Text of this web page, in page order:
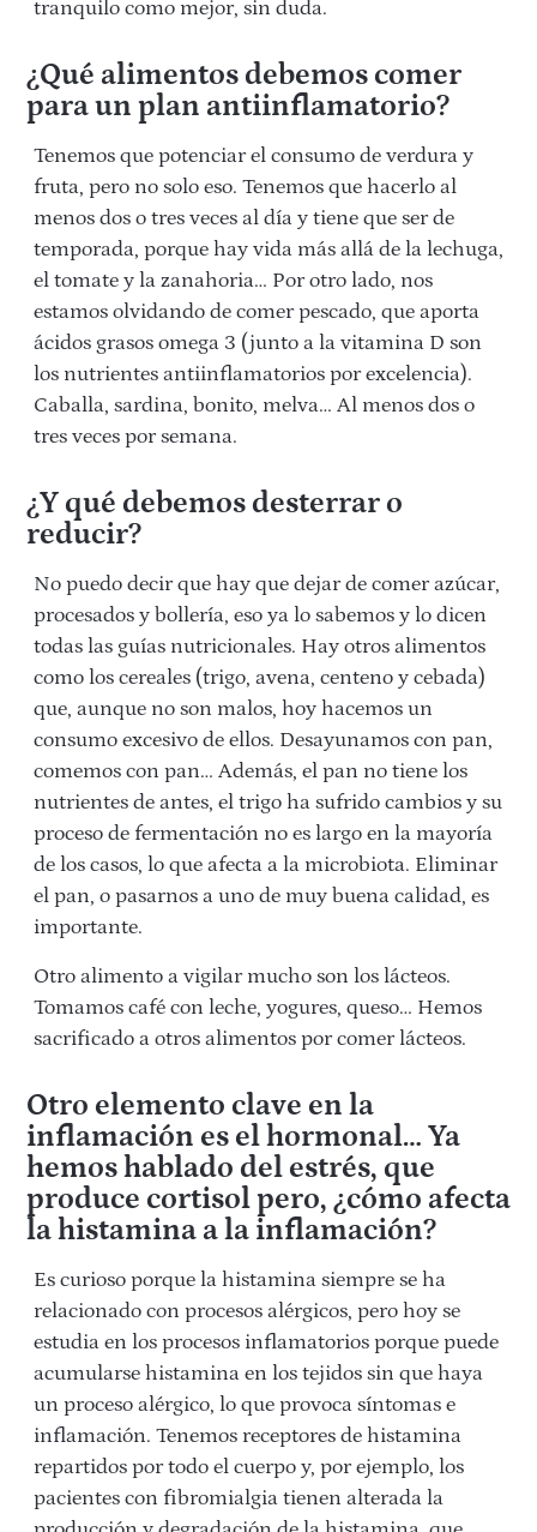
tranquilo como mejor, sin duda.
¿Qué alimentos debemos comer
para un plan antiinflamatorio?
Tenemos que potenciar el consumo de verdura y
fruta, pero no solo eso. Tenemos que hacerlo al
menos dos o tres veces al día y tiene que ser de
temporada, porque hay vida más allá de la lechuga,
el tomate y la zanahoria… Por otro lado, nos
estamos olvidando de comer pescado, que aporta
ácidos grasos omega 3 (junto a la vitamina D son
los nutrientes antiinflamatorios por excelencia).
Caballa, sardina, bonito, melva… Al menos dos o
tres veces por semana.
¿Y qué debemos desterrar o
reducir?
No puedo decir que hay que dejar de comer azúcar,
procesados y bollería, eso ya lo sabemos y lo dicen
todas las guías nutricionales. Hay otros alimentos
como los cereales (trigo, avena, centeno y cebada)
que, aunque no son malos, hoy hacemos un
consumo excesivo de ellos. Desayunamos con pan,
comemos con pan… Además, el pan no tiene los
nutrientes de antes, el trigo ha sufrido cambios y su
proceso de fermentación no es largo en la mayoría
de los casos, lo que afecta a la microbiota. Eliminar
el pan, o pasarnos a uno de muy buena calidad, es
importante.
Otro alimento a vigilar mucho son los lácteos.
Tomamos café con leche, yogures, queso… Hemos
sacrificado a otros alimentos por comer lácteos.
Otro elemento clave en la
inflamación es el hormonal… Ya
hemos hablado del estrés, que
produce cortisol pero, ¿cómo afecta
la histamina a la inflamación?
Es curioso porque la histamina siempre se ha
relacionado con procesos alérgicos, pero hoy se
estudia en los procesos inflamatorios porque puede
acumularse histamina en los tejidos sin que haya
un proceso alérgico, lo que provoca síntomas e
inflamación. Tenemos receptores de histamina
repartidos por todo el cuerpo y, por ejemplo, los
pacientes con fibromialgia tienen alterada la